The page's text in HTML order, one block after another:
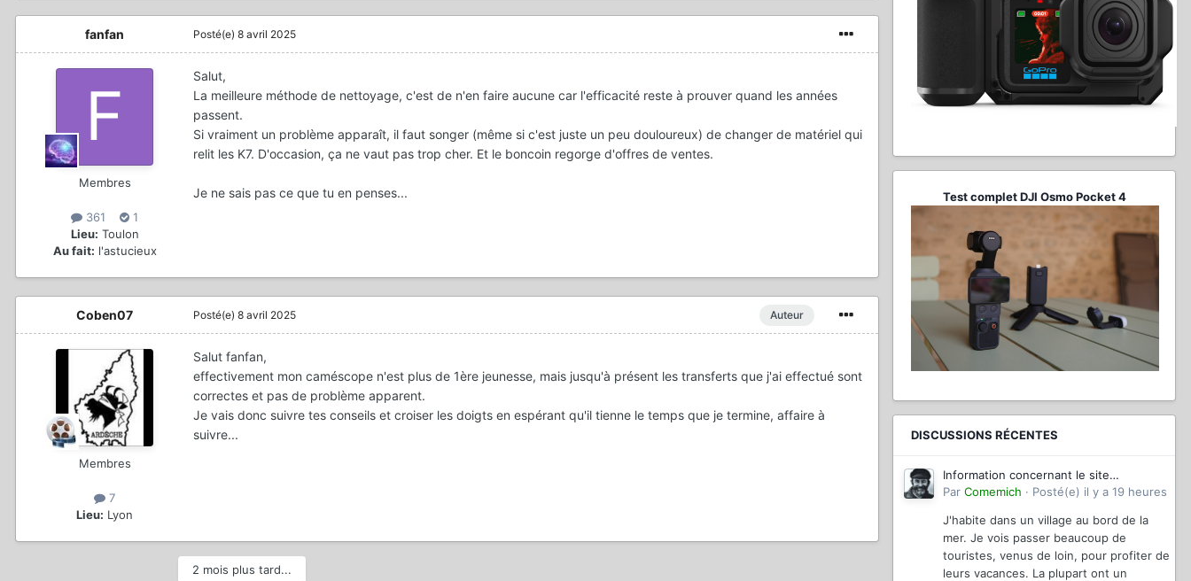
fanfan
Membres
361
1
Lieu: Toulon
Au fait: l'astucieux
Posté(e) 8 avril 2025
Salut,
La meilleure méthode de nettoyage, c'est de n'en faire aucune car l'efficacité reste à prouver quand les années
passent.
Si vraiment un problème apparaît, il faut songer (même si c'est juste un peu douloureux) de changer de matériel qui
relit les K7. D'occasion, ça ne vaut pas trop cher. Et le boncoin regorge d'offres de ventes.
Je ne sais pas ce que tu en penses...
Coben07
Membres
7
Lieu: Lyon
Auteur
Posté(e) 8 avril 2025
Salut fanfan,
effectivement mon caméscope n'est plus de 1ère jeunesse, mais jusqu'à présent les transferts que j'ai effectué sont
correctes et pas de problème apparent.
Je vais donc suivre tes conseils et croiser les doigts en espérant qu'il tienne le temps que je termine, affaire à
suivre...
2 mois plus tard...
Test complet DJI Osmo Pocket 4
DISCUSSIONS RÉCENTES
Information concernant le site
magazinevideo
Par Comemich · Posté(e) il y a 19 heures
J'habite dans un village au bord de la
mer. Je vois passer beaucoup de
touristes, venus de loin, pour profiter de
leurs vacances. La plupart ont un